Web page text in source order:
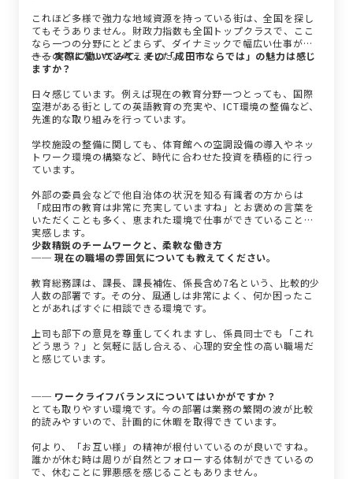
これほど多様で強力な地域資源を持っている街は、全国を探し
てもそうありません。財政力指数も全国トップクラスで、ここ
なら一つの分野にとどまらず、ダイナミックで幅広い仕事がで
きるのではないかと考えました。
── 実際に働いてみて、その「成田市ならでは」の魅力は感じ
ますか？
日々感じています。例えば現在の教育分野一つとっても、国際
空港がある街としての英語教育の充実や、ICT環境の整備など、
先進的な取り組みを行っています。
学校施設の整備に関しても、体育館への空調設備の導入やネッ
トワーク環境の構築など、時代に合わせた投資を積極的に行っ
ています。
外部の委員会などで他自治体の状況を知る有識者の方からは
「成田市の教育は非常に充実していますね」とお褒めの言葉を
いただくことも多く、恵まれた環境で仕事ができていることを
実感します。
少数精鋭のチームワークと、柔軟な働き方
── 現在の職場の雰囲気についても教えてください。
教育総務課は、課長、課長補佐、係長含め7名という、比較的少
人数の部署です。その分、風通しは非常によく、何か困ったこ
とがあればすぐに相談できる環境です。
上司も部下の意見を尊重してくれますし、係員同士でも「これ
どう思う？」と気軽に話し合える、心理的安全性の高い職場だ
と感じています。
── ワークライフバランスについてはいかがですか？
とても取りやすい環境です。今の部署は業務の繁閑の波が比較
的読みやすいので、計画的に休暇を取得できています。
何より、「お互い様」の精神が根付いているのが良いですね。
誰かが休む時は周りが自然とフォローする体制ができているの
で、休むことに罪悪感を感じることもありません。